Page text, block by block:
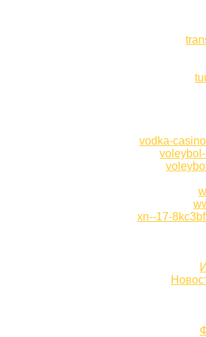
vodka-
xn--17-